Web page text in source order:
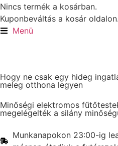
Nincs termék a kosárban.
Kuponbeváltás a kosár oldalon.
Menü
Hogy ne csak egy hideg
meleg otthona legyen
Minőségi elektromos
megelégelték a silány
Munkanapokon 23:00-ig